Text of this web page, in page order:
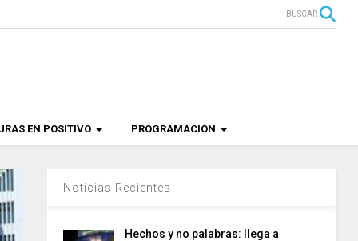
BUSCAR
EN POSITIVO PROGRAMACIÓN
Noticias Recientes
Hechos y no palabras: llega a